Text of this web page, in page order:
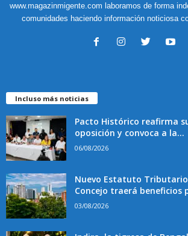
www.magazinmigente.com laboramos de forma
comunidades haciendo información noticiosa
Incluso más noticias
Pacto Histórico reafirma
oposición y convoca a la...
06/08/2026
Nuevo Estatuto
Concejo traerá beneficios
03/08/2026